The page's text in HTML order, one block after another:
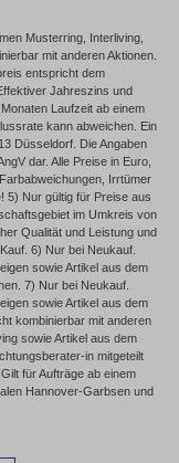
Musterring, Interliving,
mit anderen Aktionen.
entspricht dem
Jahreszins und
Laufzeit ab einem
kann abweichen. Ein
Düsseldorf. Die Angaben
dar. Alle Preise in Euro,
Irrtümer
5) Nur gültig für Preise aus
im Umkreis von
Qualität und Leistung und
6) Nur bei Neukauf.
sowie Artikel aus dem
7) Nur bei Neukauf.
sowie Artikel aus dem
kombinierbar mit anderen
sowie Artikel aus dem
in mitgeteilt
für Aufträge ab einem
Hannover-Garbsen und